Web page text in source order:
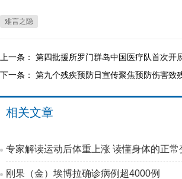
难言之隐
上一条： 第四批援所罗门群岛中国医疗队首次开
下一条： 第九个残疾预防日宣传聚焦预防伤害致
相关文章
专家解读运动后体重上涨 读懂身体的正常
刚果（金）埃博拉确诊病例超4000例